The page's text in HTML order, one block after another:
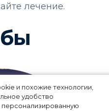
и похожие технологии,
удобство
персонализированную
лечение.